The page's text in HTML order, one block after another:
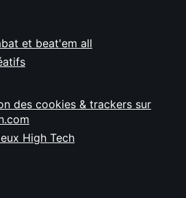
et beat'em all
des cookies & trackers sur
High Tech